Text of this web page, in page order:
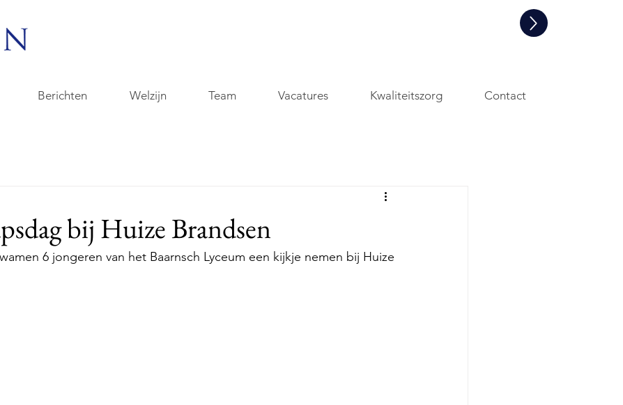
Berichten Welzijn Team Vacatures Kwaliteitszorg Contact
bij Huize Brandsen
6 jongeren van het Baarnsch Lyceum een kijkje nemen bij Huize